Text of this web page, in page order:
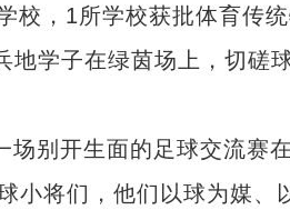
校，1所学校获批体育传
地学子在绿茵场上，切磋
别开生面的足球交流赛在
小将们，他们以球为媒、